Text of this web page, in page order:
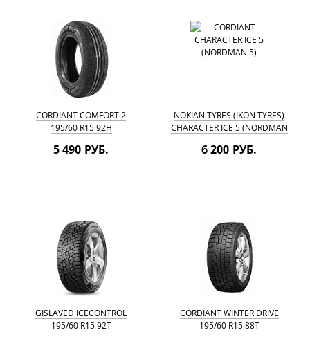
CORDIANT COMFORT 2
195/60 R15 92H
5 490 РУБ.
NOKIAN TYRES (IKON TYRES)
CHARACTER ICE 5 (NORDMAN
6 200 РУБ.
GISLAVED ICECONTROL
195/60 R15 92T
CORDIANT WINTER DRIVE
195/60 R15 88T